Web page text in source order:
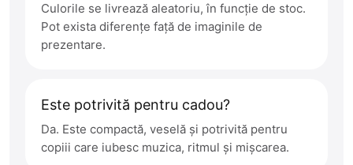
Culorile se livrează aleatoriu, în funcție de stoc.
Pot exista diferențe față de imaginile de
prezentare.
Este potrivită pentru cadou?
Da. Este compactă, veselă și potrivită pentru
copiii care iubesc muzica, ritmul și mișcarea.